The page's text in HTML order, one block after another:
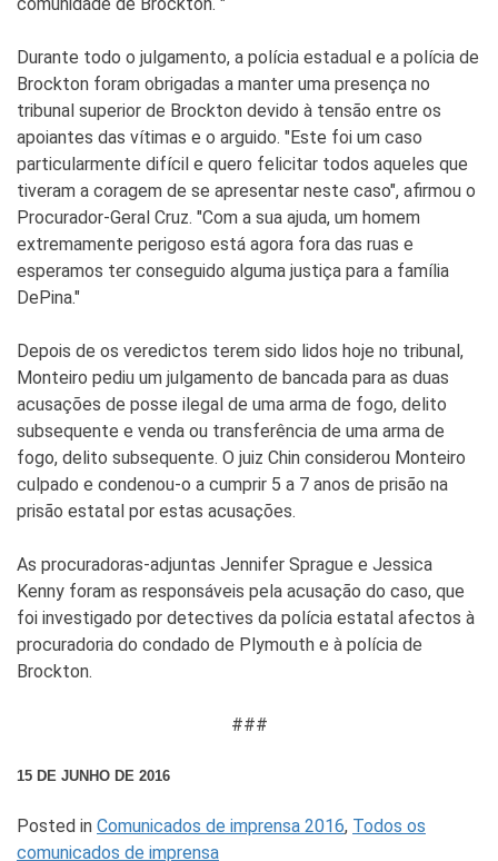
Durante todo o julgamento, a polícia estadual e a polícia de
Brockton foram obrigadas a manter uma presença no
tribunal superior de Brockton devido à tensão entre os
apoiantes das vítimas e o arguido. "Este foi um caso
particularmente difícil e quero felicitar todos aqueles que
tiveram a coragem de se apresentar neste caso", afirmou o
Procurador-Geral Cruz. "Com a sua ajuda, um homem
extremamente perigoso está agora fora das ruas e
esperamos ter conseguido alguma justiça para a família
DePina."
Depois de os veredictos terem sido lidos hoje no tribunal,
Monteiro pediu um julgamento de bancada para as duas
acusações de posse ilegal de uma arma de fogo, delito
subsequente e venda ou transferência de uma arma de
fogo, delito subsequente. O juiz Chin considerou Monteiro
culpado e condenou-o a cumprir 5 a 7 anos de prisão na
prisão estatal por estas acusações.
As procuradoras-adjuntas Jennifer Sprague e Jessica
Kenny foram as responsáveis pela acusação do caso, que
foi investigado por detectives da polícia estatal afectos à
procuradoria do condado de Plymouth e à polícia de
Brockton.
###
15 DE JUNHO DE 2016
Posted in Comunicados de imprensa 2016, Todos os
comunicados de imprensa